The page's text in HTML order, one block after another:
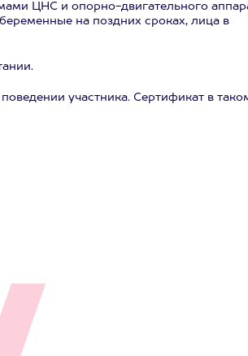
ЦНС и опорно-двигательного
на поздних сроках, лица в
участника. Сертификат в